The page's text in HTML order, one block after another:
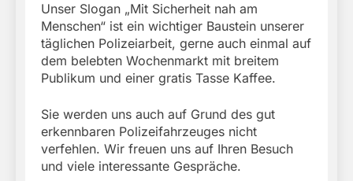
Unser Slogan „Mit Sicherheit nah am
Menschen“ ist ein wichtiger Baustein unserer
täglichen Polizeiarbeit, gerne auch einmal auf
dem belebten Wochenmarkt mit breitem
Publikum und einer gratis Tasse Kaffee.
Sie werden uns auch auf Grund des gut
erkennbaren Polizeifahrzeuges nicht
verfehlen. Wir freuen uns auf Ihren Besuch
und viele interessante Gespräche.